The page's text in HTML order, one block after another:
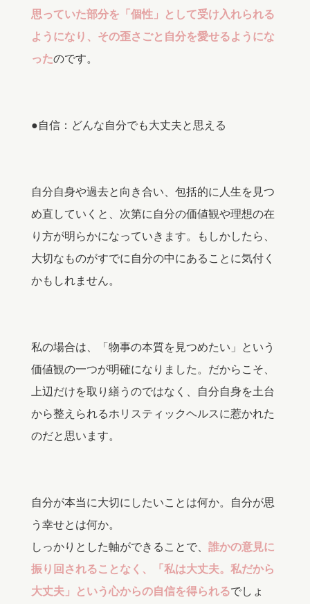
思っていた部分を「個性」として受け入れられる
ようになり、その歪さごと自分を愛せるようにな
ったのです。
●自信：どんな自分でも大丈夫と思える
自分自身や過去と向き合い、包括的に人生を見つ
め直していくと、次第に自分の価値観や理想の在
り方が明らかになっていきます。もしかしたら、
大切なものがすでに自分の中にあることに気付く
かもしれません。
私の場合は、「物事の本質を見つめたい」という
価値観の一つが明確になりました。だからこそ、
上辺だけを取り繕うのではなく、自分自身を土台
から整えられるホリスティックヘルスに惹かれた
のだと思います。
自分が本当に大切にしたいことは何か。自分が思
う幸せとは何か。
しっかりとした軸ができることで、 誰かの意見に
振り回されることなく、「私は大丈夫。私だから
大丈夫」という心からの自信を得られるでしょ